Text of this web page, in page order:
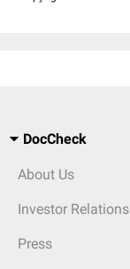
DocCheck
About Us
Investor Relations
Press